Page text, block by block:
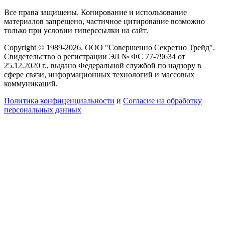
Все права защищены. Копирование и использование
материалов запрещено, частичное цитирование возможно
только при условии гиперссылки на сайт.
Copyright © 1989-2026. ООО "Совершенно Секретно Трейд".
Свидетельство о регистрации ЭЛ № ФС 77-79634 от
25.12.2020 г., выдано Федеральной службой по надзору в
сфере связи, информационных технологий и массовых
коммуникаций.
Политика конфиценциальности и Согласие на обработку
персональных данных